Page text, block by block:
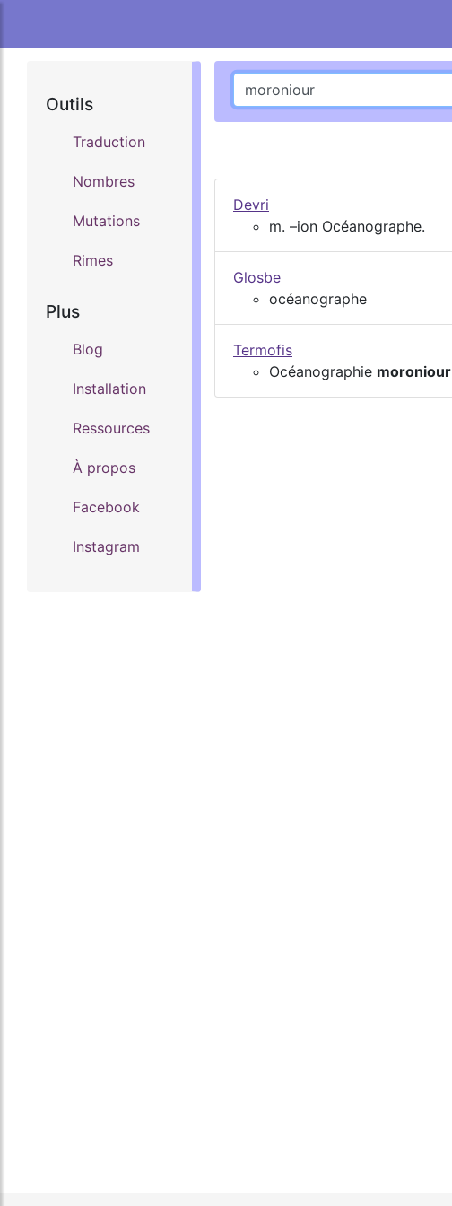
Outils
Traduction
Nombres
Mutations
Rimes
Plus
Blog
Installation
Ressources
À propos
Facebook
Instagram
Devri
m. –ion Océanographe.
Glosbe
océanographe
Termofis
Océanographie moroniour